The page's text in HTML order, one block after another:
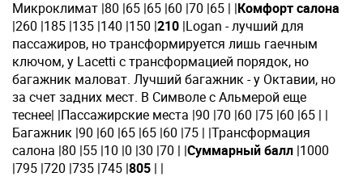
Микроклимат |80 |65 |65 |60 |70 |65 | |Комфорт салона
|260 |185 |135 |140 |150 |210 |Logan - лучший для
пассажиров, но трансформируется лишь гаечным
ключом, у Lacetti с трансформацией порядок, но
багажник маловат. Лучший багажник - у Октавии, но
за счет задних мест. В Символе с Альмерой еще
теснее| |Пассажирские места |90 |70 |60 |75 |60 |65 | |
Багажник |90 |60 |65 |65 |60 |75 | |Трансформация
салона |80 |55 |10 |0 |30 |70 | |Суммарный балл |1000
|795 |720 |735 |745 |805 | |